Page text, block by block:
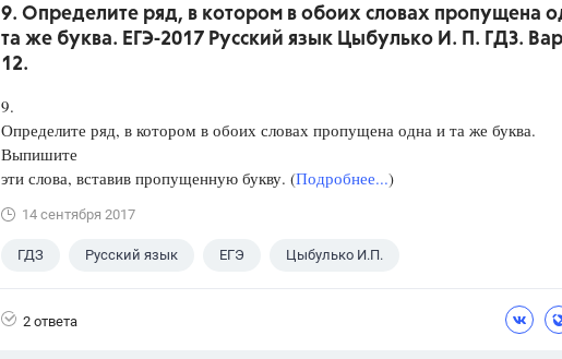
9. Определите ряд, в котором в обоих словах пропущена
та же буква. ЕГЭ-2017 Русский язык Цыбулько И. П. ГДЗ.
12.
9.
Определите ряд, в котором в обоих словах пропущена одна и та же буква.
Выпишите
эти слова, вставив пропущенную букву. (Подробнее...)
14 сентября 2017
ГДЗ Русский язык ЕГЭ Цыбулько И.П.
2 ответа